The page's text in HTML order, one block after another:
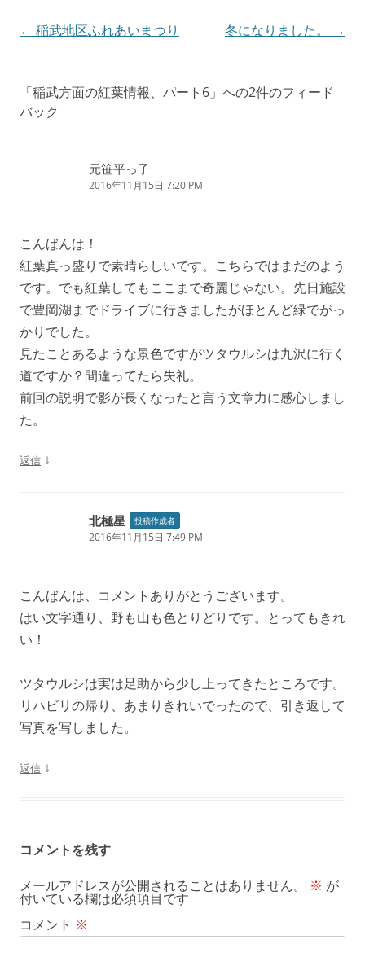
投
ナ
ビ
ン
← 稲武地区ふれあいまつり 冬になりました。 →
「稲武方面の紅葉情報、パート6 」への2件のフィード
バック
元笹平っ子
2016年11月15日 7:20 PM
こんばんは！
紅葉真っ盛りで素晴らしいです。こちらではまだのよう
です。でも紅葉してもここまで奇麗じゃない。先日施設
で豊岡湖までドライブに行きましたがほとんど緑でがっ
かりでした。
見たことあるような景色ですがツタウルシは九沢に行く
道ですか？間違ってたら失礼。
前回の説明で影が長くなったと言う文章力に感心しまし
た。
返信 ↓
北極星 投稿作成者
2016年11月15日 7:49 PM
こんばんは、コメントありがとうございます。
はい文字通り、野も山も色とりどりです。とってもきれ
い！
ツタウルシは実は足助から少し上ってきたところです。
リハビリの帰り、あまりきれいでったので、引き返して
写真を写しました。
返信 ↓
コメントを残す
メールアドレスが公開されることはありません。
※ が
付いている欄は必須項目です
コメント ※